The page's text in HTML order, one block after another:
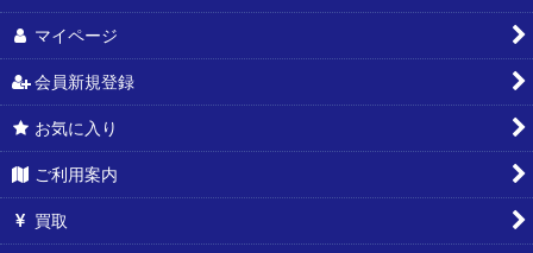
マイページ
会員新規登録
お気に入り
ご利用案内
買取